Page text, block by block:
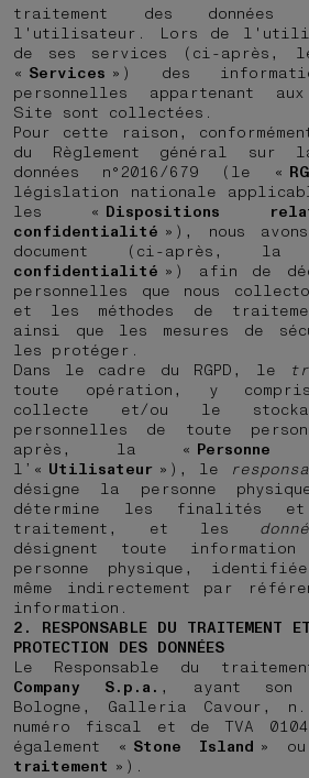
traitement des données
l'utilisateur. Lors de
de ses services (ci-après,
« Services ») des
personnelles appartenant
Site sont collectées.
Pour cette raison,
du Règlement général sur
données n°2016/679 (le «
législation nationale
les « Dispositions
confidentialité »), nous
document (ci-après, la
confidentialité ») afin de
personnelles que nous
et les méthodes de
ainsi que les mesures de
les protéger.
Dans le cadre du RGPD, le
toute opération, y
collecte et/ou le
personnelles de toute
après, la « Personne
l’« Utilisateur »), le
désigne la personne
détermine les finalités et
traitement, et les
désignent toute
personne physique,
même indirectement par
information.
2. RESPONSABLE DU TRAITEMENT
PROTECTION DES DONNÉES
Le Responsable du
Company S.p.a. , ayant son
Bologne, Galleria Cavour,
numéro fiscal et de TVA
également « Stone Island »
traitement »).